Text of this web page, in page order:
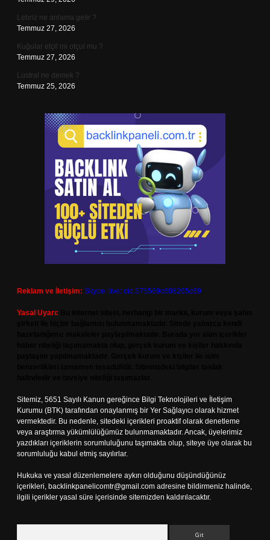
Lebriz ne anlama gelir ?
Temmuz 27, 2026
Kuğular etçil mi otçul mu ?
Temmuz 27, 2026
Lustral ne demek ?
Temmuz 25, 2026
Reklam ve İletişim: Skype: live:.cid.575569c608265c69
Yasal Uyarı:
Sitemiz, 5651 Sayılı Kanun gereğince Bilgi Teknolojileri ve İletişim
Kurumu (BTK) tarafından onaylanmış bir Yer Sağlayıcı olarak hizmet
vermektedir. Bu nedenle, sitedeki içerikleri proaktif olarak denetleme
veya araştırma yükümlülüğümüz bulunmamaktadır. Ancak, üyelerimiz
yazdıkları içeriklerin sorumluluğunu taşımakta olup, siteye üye olarak bu
sorumluluğu kabul etmiş sayılırlar.
Hukuka ve yasal düzenlemelere aykırı olduğunu düşündüğünüz
içerikleri, backlinkpanelicomtr@gmail.com adresine bildirmeniz halinde,
ilgili içerikler yasal süre içerisinde sitemizden kaldırılacaktır.